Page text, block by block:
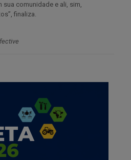
sua comunidade e ali, sim,
finaliza.